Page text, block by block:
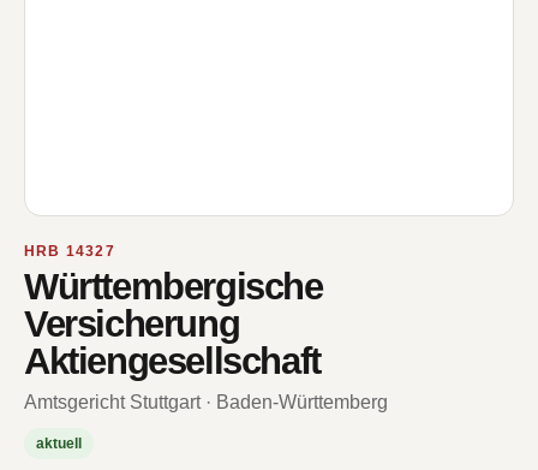
HRB 14327
Württembergische
Versicherung
Aktiengesellschaft
Amtsgericht Stuttgart · Baden-Württemberg
aktuell